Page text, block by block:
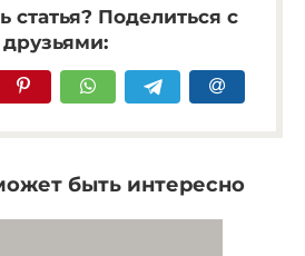
статья? Поделиться с
друзьями:
быть интересно